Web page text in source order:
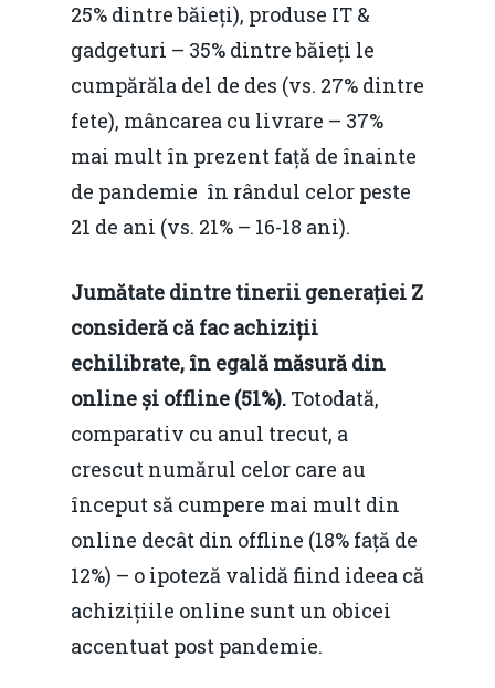
25% dintre băieți), produse IT &
gadgeturi – 35% dintre băieți le
cumpărăla del de des (vs. 27% dintre
fete), mâncarea cu livrare – 37%
mai mult în prezent față de înainte
de pandemie în rândul celor peste
21 de ani (vs. 21% – 16-18 ani).
Jumătate dintre tinerii generației Z
consideră că fac achiziții
echilibrate, în egală măsură din
online și offline (51%). Totodată,
comparativ cu anul trecut, a
crescut numărul celor care au
început să cumpere mai mult din
online decât din offline (18% față de
12%) – o ipoteză validă fiind ideea că
achizițiile online sunt un obicei
accentuat post pandemie.